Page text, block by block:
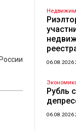
06.08.2026
Рубль
06.08.2026